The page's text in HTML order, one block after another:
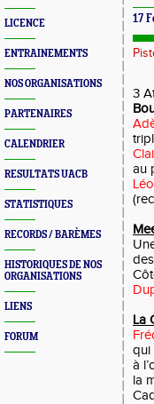
LICENCE
ENTRAINEMENTS
NOS ORGANISATIONS
PARTENAIRES
CALENDRIER
RESULTATS UACB
STATISTIQUES
RECORDS / BARÈMES
HISTORIQUES DE NOS
ORGANISATIONS
LIENS
FORUM
17
3
au
La
qui
à
la